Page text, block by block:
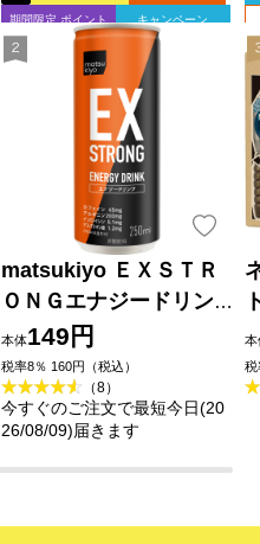
期間限定 ポイント キャンペーン
matsukiyo ＥＸＳＴＲ
ＯＮＧエナジードリン
ク ２５０ｍｌ
本体149円
税率8％ 160円（税込）
（8）
今すぐのご注文で最短今日(20
26/08/09)届きます
本
税